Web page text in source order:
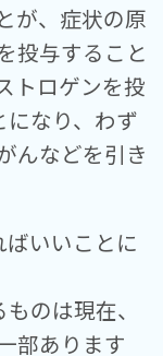
が、症状の原
投与すること
トロゲンを投
なり、わず
んなどを引き
いいことに
のは現在、
部あります